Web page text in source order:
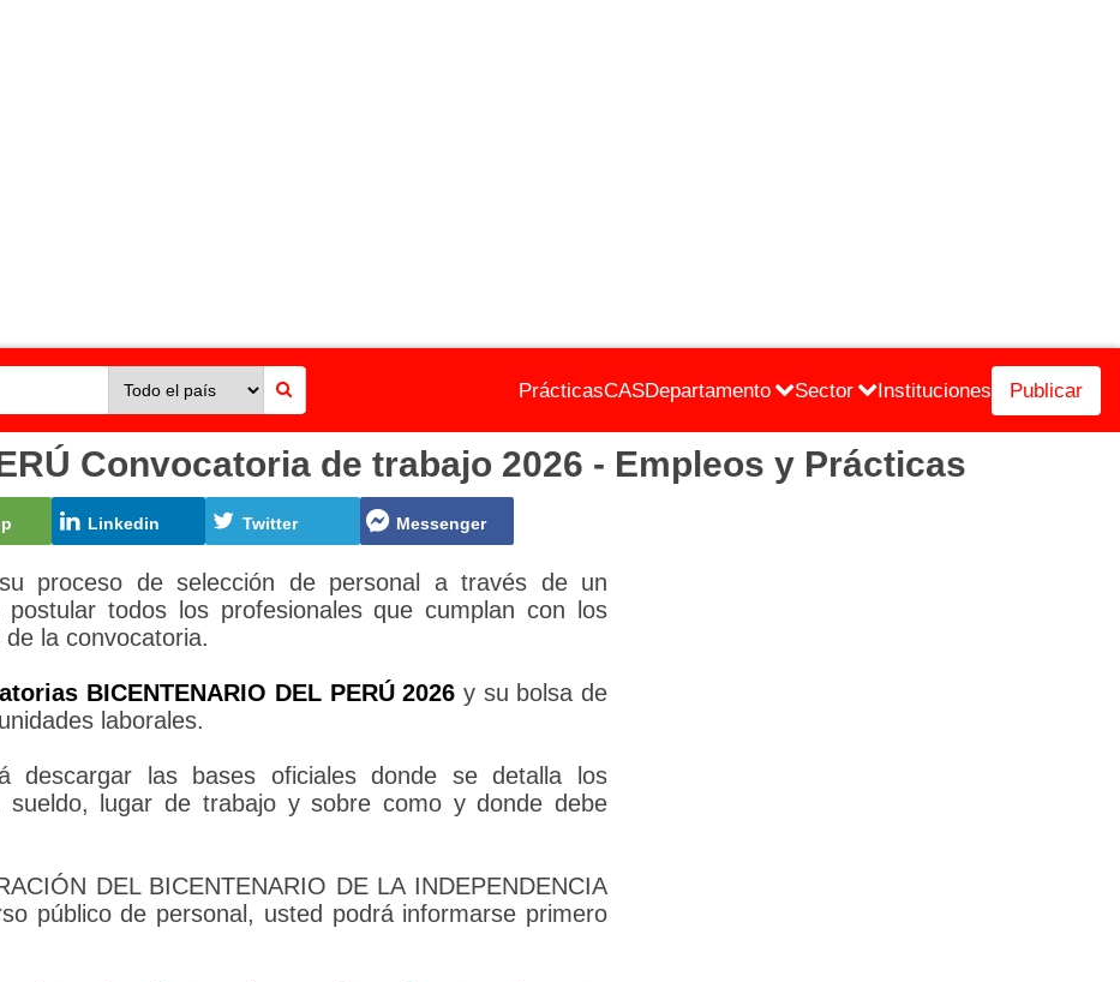
PrácticasCASDepartamento Sector Instituciones Publicar
Convocatoria de trabajo 2026 - Empleos y Prácticas
Linkedin Twitter Messenger
proceso de selección de personal a través de un
todos los profesionales que cumplan con los
la convocatoria.
BICENTENARIO DEL PERÚ 2026 y su bolsa de
laborales.
descargar las bases oficiales donde se detalla los
sueldo, lugar de trabajo y sobre como y donde debe
DEL BICENTENARIO DE LA INDEPENDENCIA
público de personal, usted podrá informarse primero